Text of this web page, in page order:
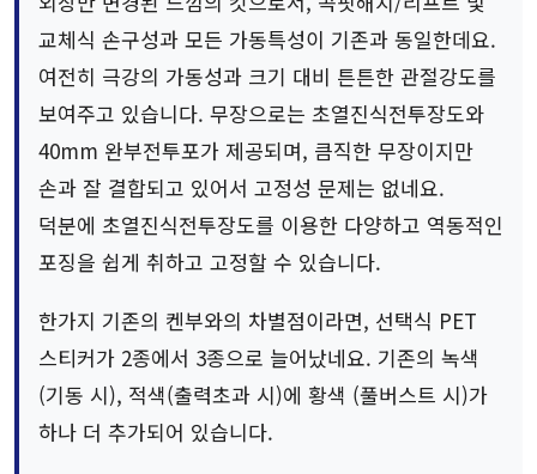
교체식 손구성과 모든 가동특성이 기존과 동일한데요.
여전히 극강의 가동성과 크기 대비 튼튼한 관절강도를
보여주고 있습니다. 무장으로는 초열진식전투장도와
40mm 완부전투포가 제공되며, 큼직한 무장이지만
손과 잘 결합되고 있어서 고정성 문제는 없네요.
덕분에 초열진식전투장도를 이용한 다양하고 역동적인
포징을 쉽게 취하고 고정할 수 있습니다.
한가지 기존의 켄부와의 차별점이라면, 선택식 PET
스티커가 2종에서 3종으로 늘어났네요. 기존의 녹색
(기동 시), 적색(출력초과 시)에 황색 (풀버스트 시)가
하나 더 추가되어 있습니다.